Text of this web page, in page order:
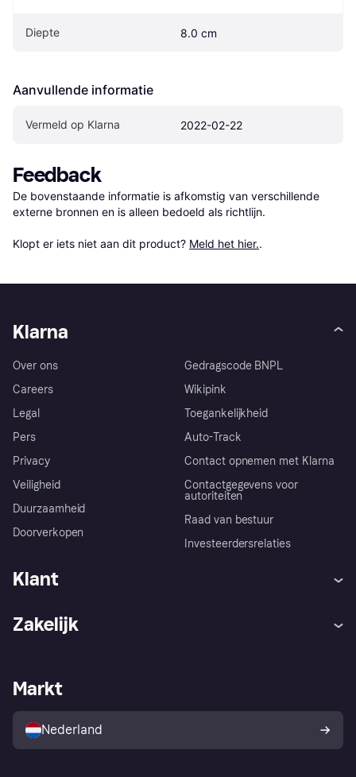
Diepte 8.0 cm
Aanvullende informatie
Vermeld op Klarna 2022-02-22
Feedback
De bovenstaande informatie is afkomstig van verschillende
externe bronnen en is alleen bedoeld als richtlijn.
Klopt er iets niet aan dit product? Meld het hier..
Klarna
Over ons
Careers
Legal
Pers
Privacy
Veiligheid
Duurzaamheid
Doorverkopen
Gedragscode BNPL
Wikipink
Toegankelijkheid
Auto-Track
Contact opnemen met Klarna
Contactgegevens voor
autoriteiten
Raad van bestuur
Investeerdersrelaties
Klant
Winkeloverzicht
Kopersbescherming voor
consumenten
Zakelijk
Zakelijke login
Markt
Nederland